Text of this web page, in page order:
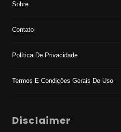
Sobre
Contato
Política De Privacidade
Termos E Condições Gerais De Uso
Disclaimer